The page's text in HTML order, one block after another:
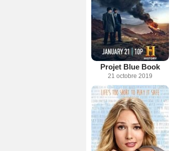
Projet Blue Book
21 octobre 2019